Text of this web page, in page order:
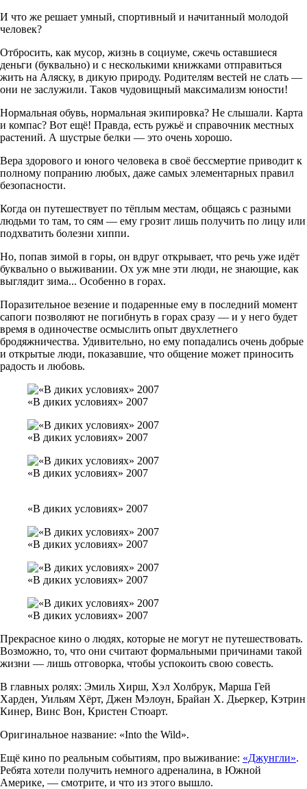
И что же решает умный, спортивный и начитанный молодой
человек?
Отбросить, как мусор, жизнь в социуме, сжечь оставшиеся
деньги (буквально) и с несколькими книжками отправиться
жить на Аляску, в дикую природу. Родителям вестей не слать —
они не заслужили. Таков чудовищный максимализм юности!
Нормальная обувь, нормальная экипировка? Не слышали. Карта
и компас? Вот ещё! Правда, есть ружьё и справочник местных
растений. А шустрые белки — это очень хорошо.
Вера здорового и юного человека в своё бессмертие приводит к
полному попранию любых, даже самых элементарных правил
безопасности.
Когда он путешествует по тёплым местам, общаясь с разными
людьми то там, то сям — ему грозит лишь получить по лицу или
подхватить болезни хиппи.
Но, попав зимой в горы, он вдруг открывает, что речь уже идёт
буквально о выживании. Ох уж мне эти люди, не знающие, как
выглядит зима... Особенно в горах.
Поразительное везение и подаренные ему в последний момент
сапоги позволяют не погибнуть в горах сразу — и у него будет
время в одиночестве осмыслить опыт двухлетнего
бродяжничества. Удивительно, но ему попадались очень добрые
и открытые люди, показавшие, что общение может приносить
радость и любовь.
«В диких условиях» 2007
«В диких условиях» 2007
«В диких условиях» 2007
«В диких условиях» 2007
«В диких условиях» 2007
«В диких условиях» 2007
«В диких условиях» 2007
Прекрасное кино о людях, которые не могут не путешествовать.
Возможно, то, что они считают формальными причинами такой
жизни — лишь отговорка, чтобы успокоить свою совесть.
В главных ролях: Эмиль Хирш, Хэл Холбрук, Марша Гей
Харден, Уильям Хёрт, Джен Мэлоун, Брайан Х. Дьеркер, Кэтрин
Кинер, Винс Вон, Кристен Стюарт.
Оригинальное название: «Into the Wild».
Ещё кино по реальным событиям, про выживание: «Джунгли».
Ребята хотели получить немного адреналина, в Южной
Америке, — смотрите, и что из этого вышло.